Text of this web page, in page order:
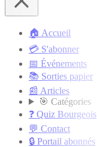
🏠 Accueil
💳 S'abonner
📅 Événements
📚 Sorties papier
📰 Articles
🎯 Catégories
❓ Quiz Bourgeois
💬 Contact
🔒 Portail abonnés